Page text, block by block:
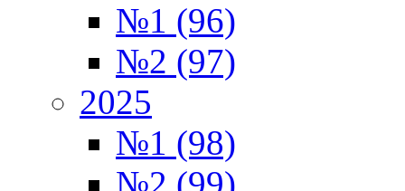
№1 (96)
№2 (97)
2025
№1 (98)